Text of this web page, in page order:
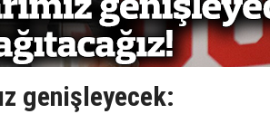
genişleyecek: